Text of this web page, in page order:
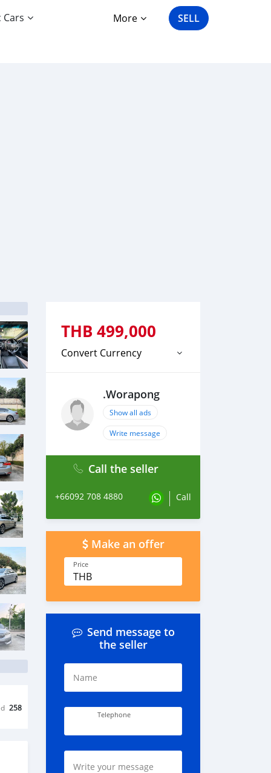
Cars More SELL
258
THB 499,000
Convert Currency
.Worapong
Show all ads
Write message
Call the seller
+66092 708 4880 Call
Make an offer
Price
THB
Send message to
the seller
Name
Telephone
Write your message